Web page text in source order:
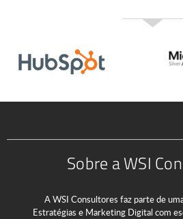
Sobre a WSI
A WSI Consultores faz parte de
Estratégias e Marketing Digital com